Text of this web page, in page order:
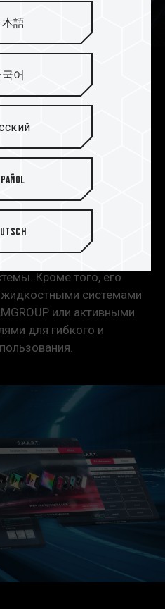
для
T-FORCE Z54E M.2
запатентованный
ультратонкий
может быть
материнской платы или
по охлаждению
Кроме того, его
системами
или активными
для гибкого и
本語
어